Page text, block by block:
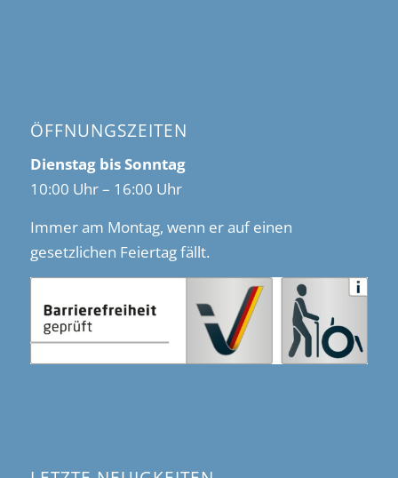
ÖFFNUNGSZEITEN
Dienstag bis Sonntag
10:00 Uhr – 16:00 Uhr
Immer am Montag, wenn er auf einen
gesetzlichen Feiertag fällt.